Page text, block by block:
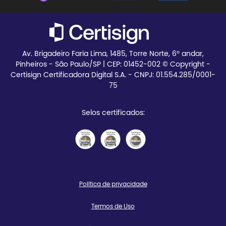
Av. Brigadeiro Faria Lima, 1485, Torre Norte, 6º andar,
Pinheiros - São Paulo/SP | CEP: 01452-002 © Copyright -
Certisign Certificadora Digital S.A. - CNPJ: 01.554.285/0001-
75
Selos certificados:
Política de privacidade
Termos de Uso